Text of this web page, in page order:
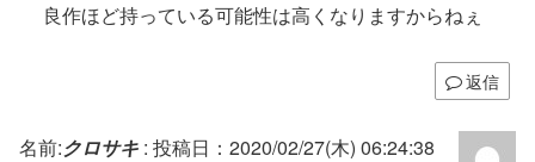
良作ほど持っている可能性は高くなりますからねぇ
返信
名前:クロサキ : 投稿日：2020/02/27(木) 06:24:38